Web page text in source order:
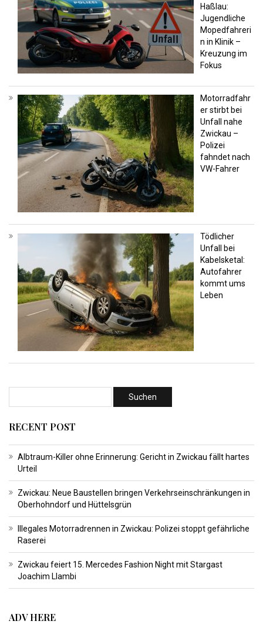
Haßlau:
Jugendliche
Mopedfahreri
n in Klinik –
Kreuzung im
Fokus
Motorradfahr
er stirbt bei
Unfall nahe
Zwickau –
Polizei
fahndet nach
VW-Fahrer
Tödlicher
Unfall bei
Kabelsketal:
Autofahrer
kommt ums
Leben
RECENT POST
Albtraum-Killer ohne Erinnerung: Gericht in Zwickau fällt hartes
Urteil
Zwickau: Neue Baustellen bringen Verkehrseinschränkungen in
Oberhohndorf und Hüttelsgrün
Illegales Motorradrennen in Zwickau: Polizei stoppt gefährliche
Raserei
Zwickau feiert 15. Mercedes Fashion Night mit Stargast
Joachim Llambi
ADV HERE